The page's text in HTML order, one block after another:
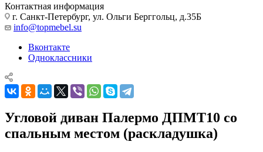
Контактная информация
г. Санкт-Петербург, ул. Ольги Берггольц, д.35Б
info@topmebel.su
Вконтакте
Одноклассники
Угловой диван Палермо ДПМТ10 со
спальным местом (раскладушка)